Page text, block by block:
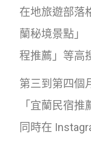
在地旅遊部落
蘭秘境景點」
程推薦」等高
第三到第四個
「宜蘭民宿
同時在